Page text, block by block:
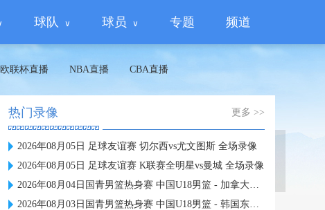
球队 球员 专题 频道
欧联杯直播 NBA直播 CBA直播
蜘蛛直播
热门录像 更多 >>
2026年08月05日 足球友谊赛 切尔西vs尤文图斯 全场录像
2026年08月05日 足球友谊赛 K联赛全明星vs曼城 全场录像
2026年08月04日国青男篮热身赛 中国U18男篮 - 加拿大大卫·安篮球学院 全场录像
2026年08月03日国青男篮热身赛 中国U18男篮 - 韩国东国大学 全场录像